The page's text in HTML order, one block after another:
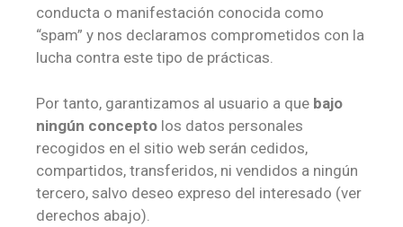
conducta o manifestación conocida como
“spam” y nos declaramos comprometidos con la
lucha contra este tipo de prácticas.
Por tanto, garantizamos al usuario a que bajo
ningún concepto los datos personales
recogidos en el sitio web serán cedidos,
compartidos, transferidos, ni vendidos a ningún
tercero, salvo deseo expreso del interesado (ver
derechos abajo).